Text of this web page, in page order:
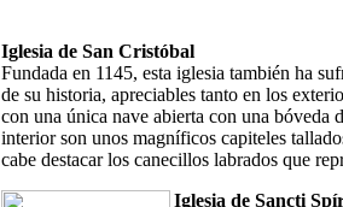
Iglesia de San Cristóbal
Fundada en 1145, esta iglesia también ha
de su historia, apreciables tanto en los
con una única nave abierta con una bóveda
interior son unos magníficos capiteles
cabe destacar los canecillos labrados que
Iglesia de Sancti